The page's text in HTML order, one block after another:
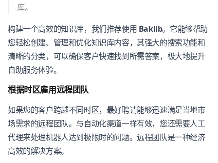
库。
构建一个高效的知识库，我们推荐使用 Baklib。它能够帮助
您轻松创建、管理和优化知识库内容，其强大的搜索功能和
清晰的分类，可以确保客户快速找到所需答案，极大地提升
自助服务体验。
根据时区雇用远程团队
如果您的客户跨越不同时区，最好聘请能够迅速满足当地市
场需求的远程团队。与自动化渠道一样有效，您还需要人工
代理来处理机器人达到极限时的问题。远程团队是一种经济
高效的解决方案。